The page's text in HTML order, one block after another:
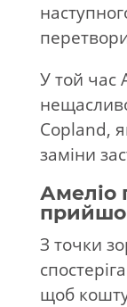
У той час
Copland,
заміни
Амеліо
З точки
щоб